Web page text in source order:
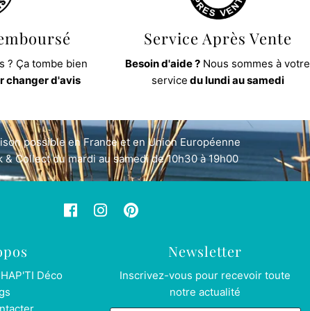
? Ça tombe bien
changer d'avis
Service Après Vente
Besoin d'aide ? Nous sommes à votre
service du lundi au samedi
possible en France et en Union Européenne
& Collect du mardi au samedi de 10h30 à 19h00
Déco
Newsletter
Inscrivez-vous pour recevoir toute
notre actualité